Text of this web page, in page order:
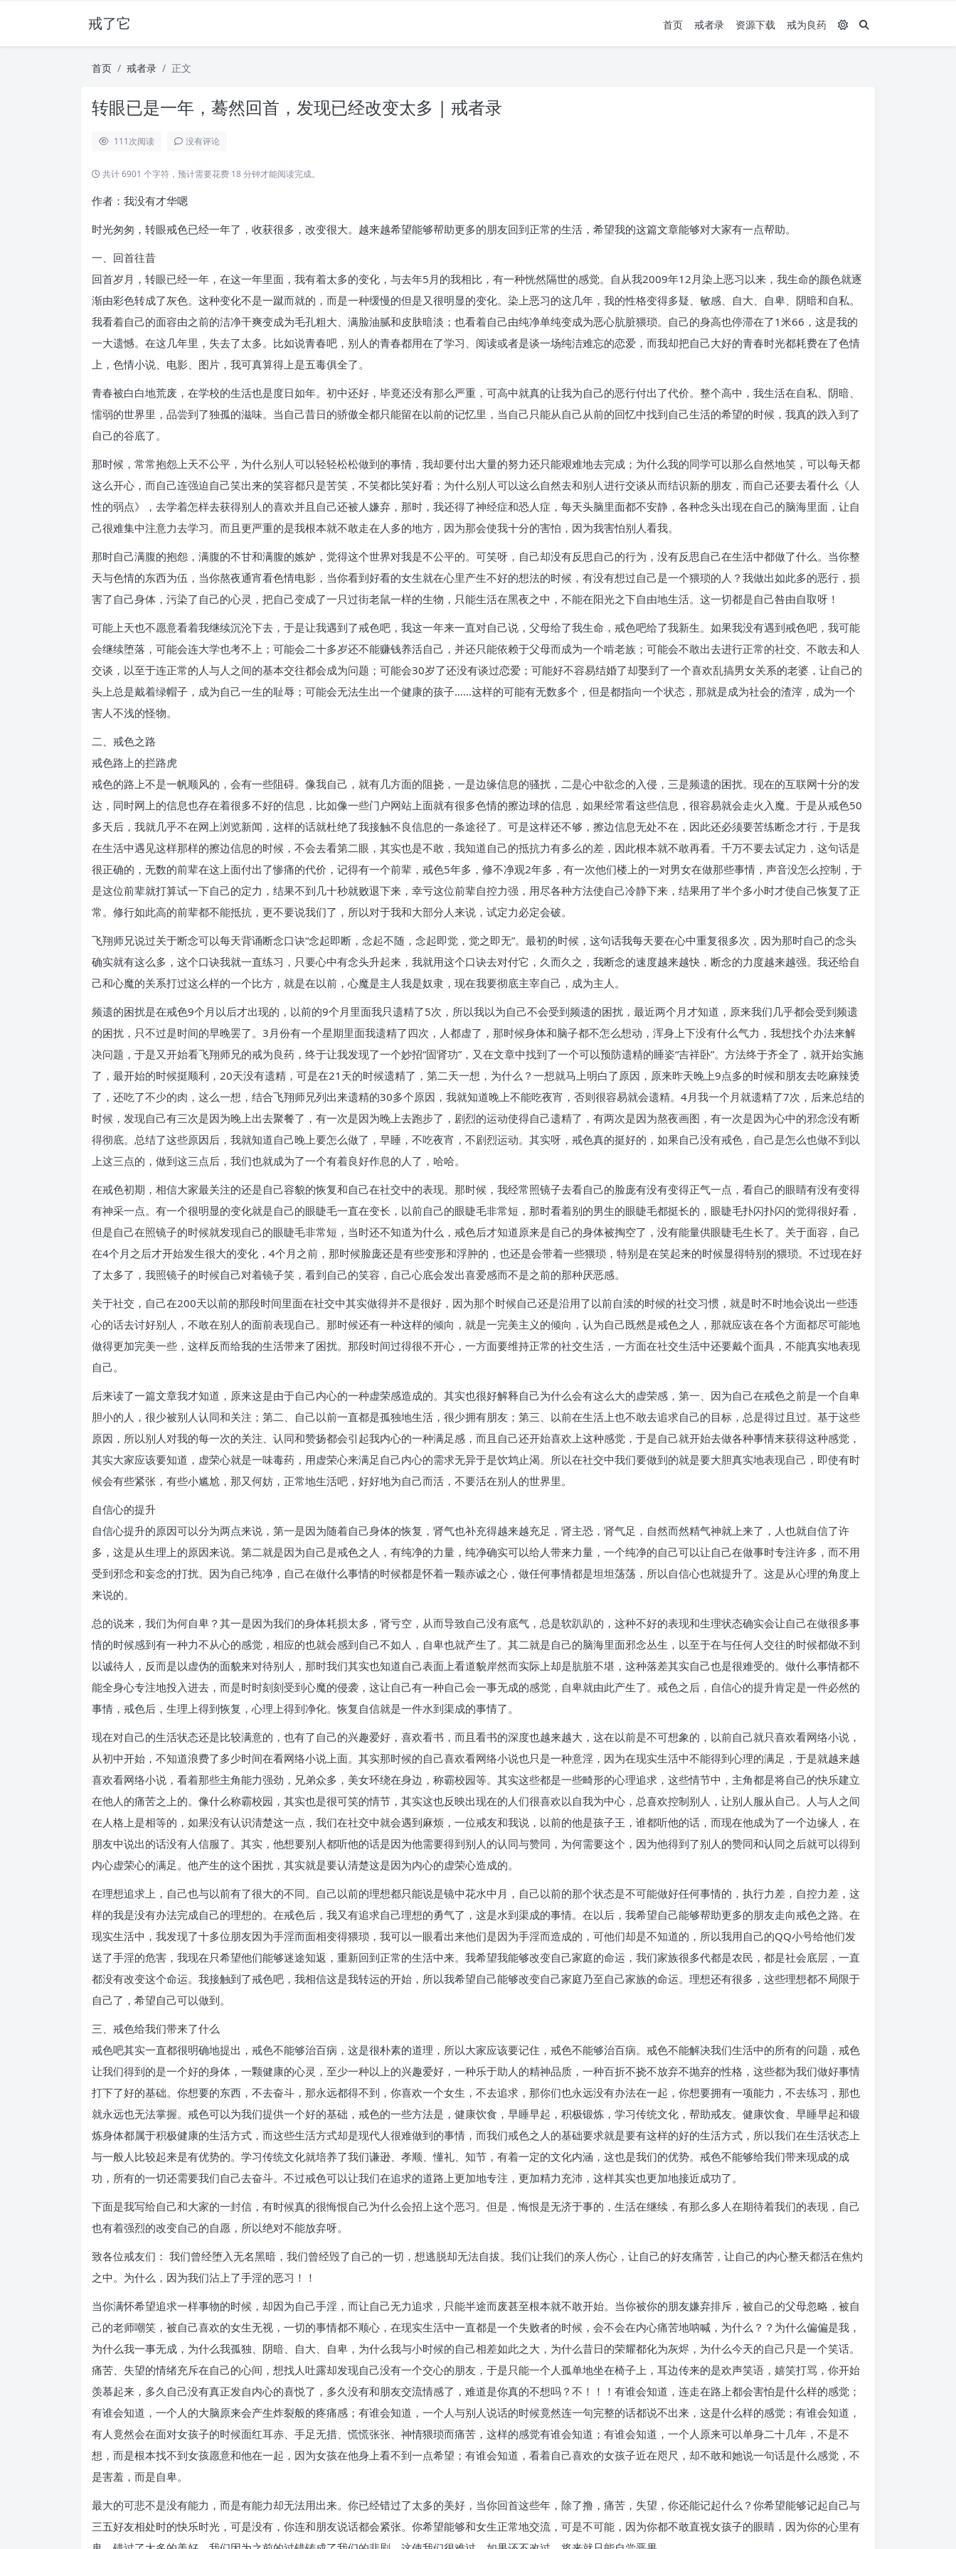
戒了它 首页 戒者录 资源下载 戒为良药
首页 戒者录 正文
转眼已是一年，蓦然回首，发现已经改变太多 | 戒者录
111次阅读 没有评论
共计 6901 个字符，预计需要花费 18 分钟才能阅读完成。
作者：我没有才华嗯
时光匆匆，转眼戒色已经一年了，收获很多，改变很大。越来越希望能够帮助更多的朋友回到正常的生活，希望我的这篇文章能够对大家有一点帮助。
一、回首往昔
回首岁月，转眼已经一年，在这一年里面，我有着太多的变化，与去年5月的我相比，有一种恍然隔世的感觉。自从我2009年12月染上恶习以来，我生命的颜色就逐
渐由彩色转成了灰色。这种变化不是一蹴而就的，而是一种缓慢的但是又很明显的变化。染上恶习的这几年，我的性格变得多疑、敏感、自大、自卑、阴暗和自私。
我看着自己的面容由之前的洁净干爽变成为毛孔粗大、满脸油腻和皮肤暗淡；也看着自己由纯净单纯变成为恶心肮脏猥琐。自己的身高也停滞在了1米66，这是我的
一大遗憾。在这几年里，失去了太多。比如说青春吧，别人的青春都用在了学习、阅读或者是谈一场纯洁难忘的恋爱，而我却把自己大好的青春时光都耗费在了色情
上，色情小说、电影、图片，我可真算得上是五毒俱全了。
青春被白白地荒废，在学校的生活也是度日如年。初中还好，毕竟还没有那么严重，可高中就真的让我为自己的恶行付出了代价。整个高中，我生活在自私、阴暗、
懦弱的世界里，品尝到了独孤的滋味。当自己昔日的骄傲全都只能留在以前的记忆里，当自己只能从自己从前的回忆中找到自己生活的希望的时候，我真的跌入到了
自己的谷底了。
那时候，常常抱怨上天不公平，为什么别人可以轻轻松松做到的事情，我却要付出大量的努力还只能艰难地去完成；为什么我的同学可以那么自然地笑，可以每天都
这么开心，而自己连强迫自己笑出来的笑容都只是苦笑，不笑都比笑好看；为什么别人可以这么自然去和别人进行交谈从而结识新的朋友，而自己还要去看什么《人
性的弱点》，去学着怎样去获得别人的喜欢并且自己还被人嫌弃，那时，我还得了神经症和恐人症，每天头脑里面都不安静，各种念头出现在自己的脑海里面，让自
己很难集中注意力去学习。而且更严重的是我根本就不敢走在人多的地方，因为那会使我十分的害怕，因为我害怕别人看我。
那时自己满腹的抱怨，满腹的不甘和满腹的嫉妒，觉得这个世界对我是不公平的。可笑呀，自己却没有反思自己的行为，没有反思自己在生活中都做了什么。当你整
天与色情的东西为伍，当你熬夜通宵看色情电影，当你看到好看的女生就在心里产生不好的想法的时候，有没有想过自己是一个猥琐的人？我做出如此多的恶行，损
害了自己身体，污染了自己的心灵，把自己变成了一只过街老鼠一样的生物，只能生活在黑夜之中，不能在阳光之下自由地生活。这一切都是自己咎由自取呀！
可能上天也不愿意看着我继续沉沦下去，于是让我遇到了戒色吧，我这一年来一直对自己说，父母给了我生命，戒色吧给了我新生。如果我没有遇到戒色吧，我可能
会继续堕落，可能会连大学也考不上；可能会二十多岁还不能赚钱养活自己，并还只能依赖于父母而成为一个啃老族；可能会不敢出去进行正常的社交、不敢去和人
交谈，以至于连正常的人与人之间的基本交往都会成为问题；可能会30岁了还没有谈过恋爱；可能好不容易结婚了却娶到了一个喜欢乱搞男女关系的老婆，让自己的
头上总是戴着绿帽子，成为自己一生的耻辱；可能会无法生出一个健康的孩子……这样的可能有无数多个，但是都指向一个状态，那就是成为社会的渣滓，成为一个
害人不浅的怪物。
二、戒色之路
戒色路上的拦路虎
戒色的路上不是一帆顺风的，会有一些阻碍。像我自己，就有几方面的阻挠，一是边缘信息的骚扰，二是心中欲念的入侵，三是频遗的困扰。现在的互联网十分的发
达，同时网上的信息也存在着很多不好的信息，比如像一些门户网站上面就有很多色情的擦边球的信息，如果经常看这些信息，很容易就会走火入魔。于是从戒色50
多天后，我就几乎不在网上浏览新闻，这样的话就杜绝了我接触不良信息的一条途径了。可是这样还不够，擦边信息无处不在，因此还必须要苦练断念才行，于是我
在生活中遇见这样那样的擦边信息的时候，不会去看第二眼，其实也是不敢，我知道自己的抵抗力有多么的差，因此根本就不敢再看。千万不要去试定力，这句话是
很正确的，无数的前辈在这上面付出了惨痛的代价，记得有一个前辈，戒色5年多，修不净观2年多，有一次他们楼上的一对男女在做那些事情，声音没怎么控制，于
是这位前辈就打算试一下自己的定力，结果不到几十秒就败退下来，幸亏这位前辈自控力强，用尽各种方法使自己冷静下来，结果用了半个多小时才使自己恢复了正
常。修行如此高的前辈都不能抵抗，更不要说我们了，所以对于我和大部分人来说，试定力必定会破。
飞翔师兄说过关于断念可以每天背诵断念口诀“念起即断，念起不随，念起即觉，觉之即无”。最初的时候，这句话我每天要在心中重复很多次，因为那时自己的念头
确实就有这么多，这个口诀我就一直练习，只要心中有念头升起来，我就用这个口诀去对付它，久而久之，我断念的速度越来越快，断念的力度越来越强。我还给自
己和心魔的关系打过这么样的一个比方，就是在以前，心魔是主人我是奴隶，现在我要彻底主宰自己，成为主人。
频遗的困扰是在戒色9个月以后才出现的，以前的9个月里面我只遗精了5次，所以我以为自己不会受到频遗的困扰，最近两个月才知道，原来我们几乎都会受到频遗
的困扰，只不过是时间的早晚罢了。3月份有一个星期里面我遗精了四次，人都虚了，那时候身体和脑子都不怎么想动，浑身上下没有什么气力，我想找个办法来解
决问题，于是又开始看飞翔师兄的戒为良药，终于让我发现了一个妙招“固肾功”，又在文章中找到了一个可以预防遗精的睡姿“吉祥卧”。方法终于齐全了，就开始实施
了，最开始的时候挺顺利，20天没有遗精，可是在21天的时候遗精了，第二天一想，为什么？一想就马上明白了原因，原来昨天晚上9点多的时候和朋友去吃麻辣烫
了，还吃了不少的肉，这么一想，结合飞翔师兄列出来遗精的30多个原因，我就知道晚上不能吃夜宵，否则很容易就会遗精。4月我一个月就遗精了7次，后来总结的
时候，发现自己有三次是因为晚上出去聚餐了，有一次是因为晚上去跑步了，剧烈的运动使得自己遗精了，有两次是因为熬夜画图，有一次是因为心中的邪念没有断
得彻底。总结了这些原因后，我就知道自己晚上要怎么做了，早睡，不吃夜宵，不剧烈运动。其实呀，戒色真的挺好的，如果自己没有戒色，自己是怎么也做不到以
上这三点的，做到这三点后，我们也就成为了一个有着良好作息的人了，哈哈。
在戒色初期，相信大家最关注的还是自己容貌的恢复和自己在社交中的表现。那时候，我经常照镜子去看自己的脸庞有没有变得正气一点，看自己的眼睛有没有变得
有神采一点。有一个很明显的变化就是自己的眼睫毛一直在变长，以前自己的眼睫毛非常短，那时看着别的男生的眼睫毛都挺长的，眼睫毛扑闪扑闪的觉得很好看，
但是自己在照镜子的时候就发现自己的眼睫毛非常短，当时还不知道为什么，戒色后才知道原来是自己的身体被掏空了，没有能量供眼睫毛生长了。关于面容，自己
在4个月之后才开始发生很大的变化，4个月之前，那时候脸庞还是有些变形和浮肿的，也还是会带着一些猥琐，特别是在笑起来的时候显得特别的猥琐。不过现在好
了太多了，我照镜子的时候自己对着镜子笑，看到自己的笑容，自己心底会发出喜爱感而不是之前的那种厌恶感。
关于社交，自己在200天以前的那段时间里面在社交中其实做得并不是很好，因为那个时候自己还是沿用了以前自渎的时候的社交习惯，就是时不时地会说出一些违
心的话去讨好别人，不敢在别人的面前表现自己。那时候还有一种这样的倾向，就是一完美主义的倾向，认为自己既然是戒色之人，那就应该在各个方面都尽可能地
做得更加完美一些，这样反而给我的生活带来了困扰。那段时间过得很不开心，一方面要维持正常的社交生活，一方面在社交生活中还要戴个面具，不能真实地表现
自己。
后来读了一篇文章我才知道，原来这是由于自己内心的一种虚荣感造成的。其实也很好解释自己为什么会有这么大的虚荣感，第一、因为自己在戒色之前是一个自卑
胆小的人，很少被别人认同和关注；第二、自己以前一直都是孤独地生活，很少拥有朋友；第三、以前在生活上也不敢去追求自己的目标，总是得过且过。基于这些
原因，所以别人对我的每一次的关注、认同和赞扬都会引起我内心的一种满足感，而且自己还开始喜欢上这种感觉，于是自己就开始去做各种事情来获得这种感觉，
其实大家应该要知道，虚荣心就是一味毒药，用虚荣心来满足自己内心的需求无异于是饮鸩止渴。所以在社交中我们要做到的就是要大胆真实地表现自己，即使有时
候会有些紧张，有些小尴尬，那又何妨，正常地生活吧，好好地为自己而活，不要活在别人的世界里。
自信心的提升
自信心提升的原因可以分为两点来说，第一是因为随着自己身体的恢复，肾气也补充得越来越充足，肾主恐，肾气足，自然而然精气神就上来了，人也就自信了许
多，这是从生理上的原因来说。第二就是因为自己是戒色之人，有纯净的力量，纯净确实可以给人带来力量，一个纯净的自己可以让自己在做事时专注许多，而不用
受到邪念和妄念的打扰。因为自己纯净，自己在做什么事情的时候都是怀着一颗赤诚之心，做任何事情都是坦坦荡荡，所以自信心也就提升了。这是从心理的角度上
来说的。
总的说来，我们为何自卑？其一是因为我们的身体耗损太多，肾亏空，从而导致自己没有底气，总是软趴趴的，这种不好的表现和生理状态确实会让自己在做很多事
情的时候感到有一种力不从心的感觉，相应的也就会感到自己不如人，自卑也就产生了。其二就是自己的脑海里面邪念丛生，以至于在与任何人交往的时候都做不到
以诚待人，反而是以虚伪的面貌来对待别人，那时我们其实也知道自己表面上看道貌岸然而实际上却是肮脏不堪，这种落差其实自己也是很难受的。做什么事情都不
能全身心专注地投入进去，而是时时刻刻受到心魔的侵袭，这让自己有一种自己会一事无成的感觉，自卑就由此产生了。戒色之后，自信心的提升肯定是一件必然的
事情，戒色后，生理上得到恢复，心理上得到净化。恢复自信就是一件水到渠成的事情了。
现在对自己的生活状态还是比较满意的，也有了自己的兴趣爱好，喜欢看书，而且看书的深度也越来越大，这在以前是不可想象的，以前自己就只喜欢看网络小说，
从初中开始，不知道浪费了多少时间在看网络小说上面。其实那时候的自己喜欢看网络小说也只是一种意淫，因为在现实生活中不能得到心理的满足，于是就越来越
喜欢看网络小说，看着那些主角能力强劲，兄弟众多，美女环绕在身边，称霸校园等。其实这些都是一些畸形的心理追求，这些情节中，主角都是将自己的快乐建立
在他人的痛苦之上的。像什么称霸校园，其实也是很可笑的情节，其实这也反映出现在的人们很喜欢以自我为中心，总喜欢控制别人，让别人服从自己。人与人之间
在人格上是相等的，如果没有认识清楚这一点，我们在社交中就会遇到麻烦，一位戒友和我说，以前的他是孩子王，谁都听他的话，而现在他成为了一个边缘人，在
朋友中说出的话没有人信服了。其实，他想要别人都听他的话是因为他需要得到别人的认同与赞同，为何需要这个，因为他得到了别人的赞同和认同之后就可以得到
内心虚荣心的满足。他产生的这个困扰，其实就是要认清楚这是因为内心的虚荣心造成的。
在理想追求上，自己也与以前有了很大的不同。自己以前的理想都只能说是镜中花水中月，自己以前的那个状态是不可能做好任何事情的，执行力差，自控力差，这
样的我是没有办法完成自己的理想的。在戒色后，我又有追求自己理想的勇气了，这是水到渠成的事情。在以后，我希望自己能够帮助更多的朋友走向戒色之路。在
现实生活中，我发现了十多位朋友因为手淫而面相变得猥琐，我可以一眼看出来他们是因为手淫而造成的，可他们却是不知道的，所以我用自己的QQ小号给他们发
送了手淫的危害，我现在只希望他们能够迷途知返，重新回到正常的生活中来。我希望我能够改变自己家庭的命运，我们家族很多代都是农民，都是社会底层，一直
都没有改变这个命运。我接触到了戒色吧，我相信这是我转运的开始，所以我希望自己能够改变自己家庭乃至自己家族的命运。理想还有很多，这些理想都不局限于
自己了，希望自己可以做到。
三、戒色给我们带来了什么
戒色吧其实一直都很明确地提出，戒色不能够治百病，这是很朴素的道理，所以大家应该要记住，戒色不能够治百病。戒色不能解决我们生活中的所有的问题，戒色
让我们得到的是一个好的身体，一颗健康的心灵，至少一种以上的兴趣爱好，一种乐于助人的精神品质，一种百折不挠不放弃不抛弃的性格，这些都为我们做好事情
打下了好的基础。你想要的东西，不去奋斗，那永远都得不到，你喜欢一个女生，不去追求，那你们也永远没有办法在一起，你想要拥有一项能力，不去练习，那也
就永远也无法掌握。戒色可以为我们提供一个好的基础，戒色的一些方法是，健康饮食，早睡早起，积极锻炼，学习传统文化，帮助戒友。健康饮食、早睡早起和锻
炼身体都属于积极健康的生活方式，而这些生活方式却是现代人很难做到的事情，而我们戒色之人的基础要求就是要有这样的好的生活方式，所以我们在生活状态上
与一般人比较起来是有优势的。学习传统文化就培养了我们谦逊、孝顺、懂礼、知节，有着一定的文化内涵，这也是我们的优势。戒色不能够给我们带来现成的成
功，所有的一切还需要我们自己去奋斗。不过戒色可以让我们在追求的道路上更加地专注，更加精力充沛，这样其实也更加地接近成功了。
下面是我写给自己和大家的一封信，有时候真的很悔恨自己为什么会招上这个恶习。但是，悔恨是无济于事的，生活在继续，有那么多人在期待着我们的表现，自己
也有着强烈的改变自己的自愿，所以绝对不能放弃呀。
致各位戒友们： 我们曾经堕入无名黑暗，我们曾经毁了自己的一切，想逃脱却无法自拔。我们让我们的亲人伤心，让自己的好友痛苦，让自己的内心整天都活在焦灼
之中。为什么，因为我们沾上了手淫的恶习！！
当你满怀希望追求一样事物的时候，却因为自己手淫，而让自己无力追求，只能半途而废甚至根本就不敢开始。当你被你的朋友嫌弃排斥，被自己的父母忽略，被自
己的老师嘲笑，被自己喜欢的女生无视，一切的事情都不顺心，在现实生活中一直都是一个失败者的时候，会不会在内心痛苦地呐喊，为什么？？为什么偏偏是我，
为什么我一事无成，为什么我孤独、阴暗、自大、自卑，为什么我与小时候的自己相差如此之大，为什么昔日的荣耀都化为灰烬，为什么今天的自己只是一个笑话。
痛苦、失望的情绪充斥在自己的心间，想找人吐露却发现自己没有一个交心的朋友，于是只能一个人孤单地坐在椅子上，耳边传来的是欢声笑语，嬉笑打骂，你开始
羡慕起来，多久自己没有真正发自内心的喜悦了，多久没有和朋友交流情感了，难道是你真的不想吗？不！！！有谁会知道，连走在路上都会害怕是什么样的感觉；
有谁会知道，一个人的大脑原来会产生炸裂般的疼痛感；有谁会知道，一个人与别人说话的时候竟然连一句完整的话都说不出来，这是什么样的感觉；有谁会知道，
有人竟然会在面对女孩子的时候面红耳赤、手足无措、慌慌张张、神情猥琐而痛苦，这样的感觉有谁会知道；有谁会知道，一个人原来可以单身二十几年，不是不
想，而是根本找不到女孩愿意和他在一起，因为女孩在他身上看不到一点希望；有谁会知道，看着自己喜欢的女孩子近在咫尺，却不敢和她说一句话是什么感觉，不
是害羞，而是自卑。
最大的可悲不是没有能力，而是有能力却无法用出来。你已经错过了太多的美好，当你回首这些年，除了撸，痛苦，失望，你还能记起什么？你希望能够记起自己与
三五好友相处时的快乐时光，可是没有，你连和朋友说话都会紧张。你希望能够和女生正常地交流，可是不可能，因为你都不敢直视女孩子的眼睛，因为你的心里有